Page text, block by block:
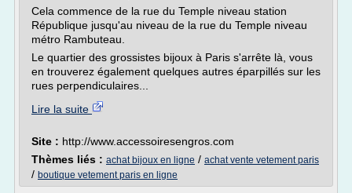
Cela commence de la rue du Temple niveau station
République jusqu'au niveau de la rue du Temple niveau
métro Rambuteau.
Le quartier des grossistes bijoux à Paris s'arrête là, vous
en trouverez également quelques autres éparpillés sur les
rues perpendiculaires...
Lire la suite
Site : http://www.accessoiresengros.com
Thèmes liés : achat bijoux en ligne / achat vente vetement paris
/ boutique vetement paris en ligne